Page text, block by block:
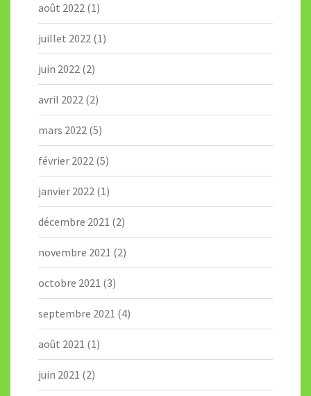
août 2022 (1)
juillet 2022 (1)
juin 2022 (2)
avril 2022 (2)
mars 2022 (5)
février 2022 (5)
janvier 2022 (1)
décembre 2021 (2)
novembre 2021 (2)
octobre 2021 (3)
septembre 2021 (4)
août 2021 (1)
juin 2021 (2)